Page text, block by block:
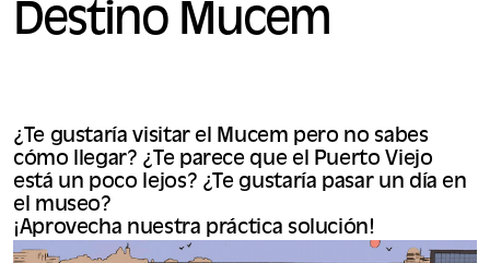
Destino Mucem
¿Te gustaría visitar el Mucem pero no sabes
cómo llegar? ¿Te parece que el Puerto Viejo
está un poco lejos? ¿Te gustaría pasar un día en
el museo?
¡Aprovecha nuestra práctica solución!